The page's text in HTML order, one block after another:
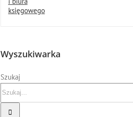
Wyszukiwarka
Szukaj